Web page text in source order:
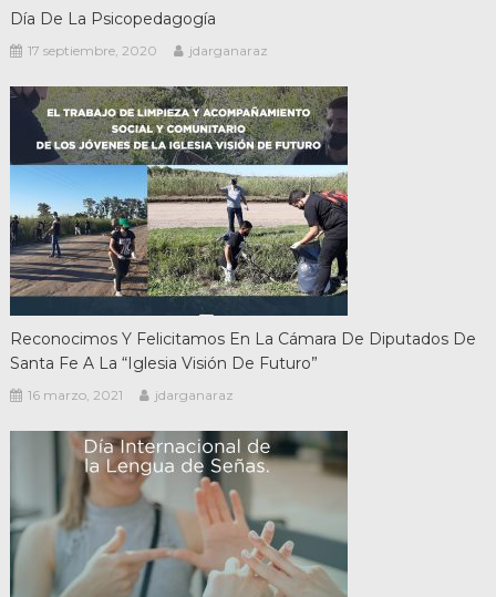
Día De La Psicopedagogía
17 septiembre, 2020 jdarganaraz
Reconocimos Y Felicitamos En La Cámara De Diputados De
Santa Fe A La “Iglesia Visión De Futuro”
16 marzo, 2021 jdarganaraz